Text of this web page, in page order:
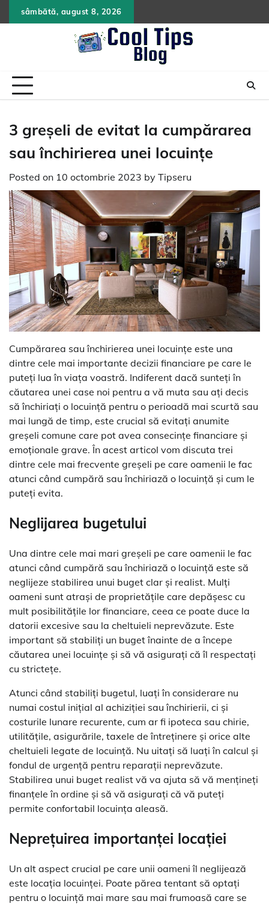
to
sâmbătă, august 8, 2026
3 greșeli de evitat la cumpărarea
sau închirierea unei locuințe
Posted on 10 octombrie 2023 by Tipseru
Cumpărarea sau închirierea unei locuințe este una
dintre cele mai importante decizii financiare pe care le
puteți lua în viața voastră. Indiferent dacă sunteți în
căutarea unei case noi pentru a vă muta sau ați decis
să închiriați o locuință pentru o perioadă mai scurtă sau
mai lungă de timp, este crucial să evitați anumite
greșeli comune care pot avea consecințe financiare și
emoționale grave. În acest articol vom discuta trei
dintre cele mai frecvente greșeli pe care oamenii le fac
atunci când cumpără sau închiriază o locuință și cum le
puteți evita.
Neglijarea bugetului
Una dintre cele mai mari greșeli pe care oamenii le fac
atunci când cumpără sau închiriază o locuință este să
neglijeze stabilirea unui buget clar și realist. Mulți
oameni sunt atrași de proprietățile care depășesc cu
mult posibilitățile lor financiare, ceea ce poate duce la
datorii excesive sau la cheltuieli neprevăzute. Este
important să stabiliți un buget înainte de a începe
căutarea unei locuințe și să vă asigurați că îl respectați
cu strictețe.
Atunci când stabiliți bugetul, luați în considerare nu
numai costul inițial al achiziției sau închirierii, ci și
costurile lunare recurente, cum ar fi ipoteca sau chirie,
utilitățile, asigurările, taxele de întreținere și orice alte
cheltuieli legate de locuință. Nu uitați să luați în calcul și
fondul de urgență pentru reparații neprevăzute.
Stabilirea unui buget realist vă va ajuta să vă mențineți
finanțele în ordine și să vă asigurați că vă puteți
permite confortabil locuința aleasă.
Neprețuirea importanței locației
Un alt aspect crucial pe care unii oameni îl neglijează
este locația locuinței. Poate părea tentant să optați
pentru o locuință mai mare sau mai frumoasă care se